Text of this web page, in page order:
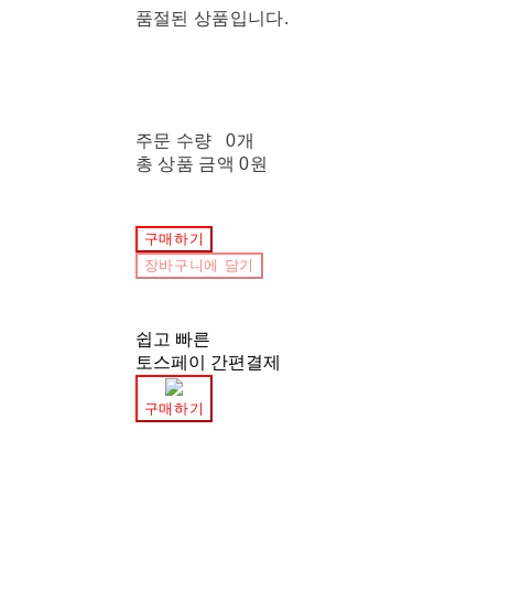
품절된 상품입니다.
주문 수량
0개
총 상품 금액 0원
구매하기
장바구니에 담기
쉽고 빠른
토스페이 간편결제
구매하기